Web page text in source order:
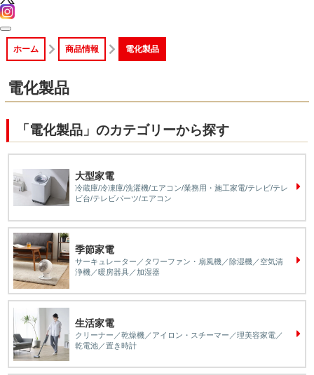
ホーム 商品情報 電化製品
電化製品
「電化製品」のカテゴリーから探す
大型家電
冷蔵庫/冷凍庫/洗濯機/エアコン/業務用・施工家電/テレビ/テレ
ビ台/テレビパーツ/エアコン
季節家電
サーキュレーター／タワーファン・扇風機／除湿機／空気清
浄機／暖房器具／加湿器
生活家電
クリーナー／乾燥機／アイロン・スチーマー／理美容家電／
乾電池／置き時計